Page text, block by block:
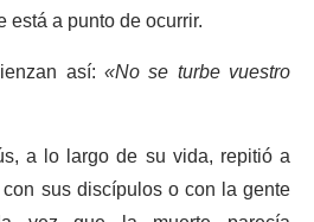
a punto de ocurrir.
así: «No se turbe vuestro
a lo largo de su vida, repitió a
sus discípulos o con la gente